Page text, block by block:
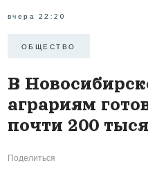
вчера 22:20
ОБЩЕСТВО
В
аграриям
почти 200
Поделиться